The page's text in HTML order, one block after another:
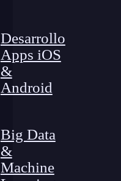
Desarrollo
Apps iOS
&
Android
Big Data
&
Machine